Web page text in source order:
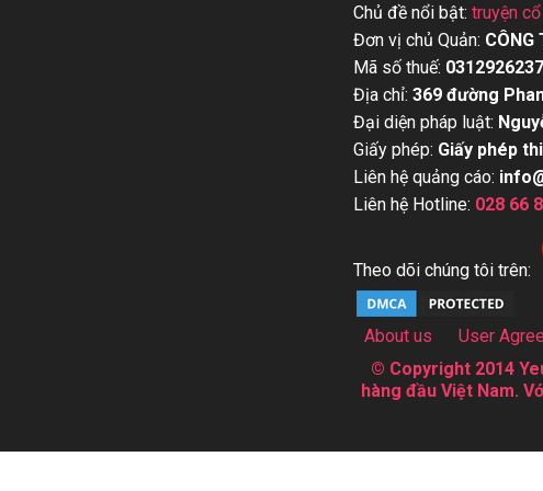
Chủ đề nổi bật: truyện
Đơn vị chủ Quản: CÔNG
Mã số thuế: 0312926237
Địa chỉ: 369 đường
Đại diện pháp luật:
Giấy phép: Giấy phép
Liên hệ quảng cáo:
Liên hệ Hotline: 028 66
Theo dõi chúng tôi trên:
About us User
© Copyright 2014
hàng đầu Việt Nam.